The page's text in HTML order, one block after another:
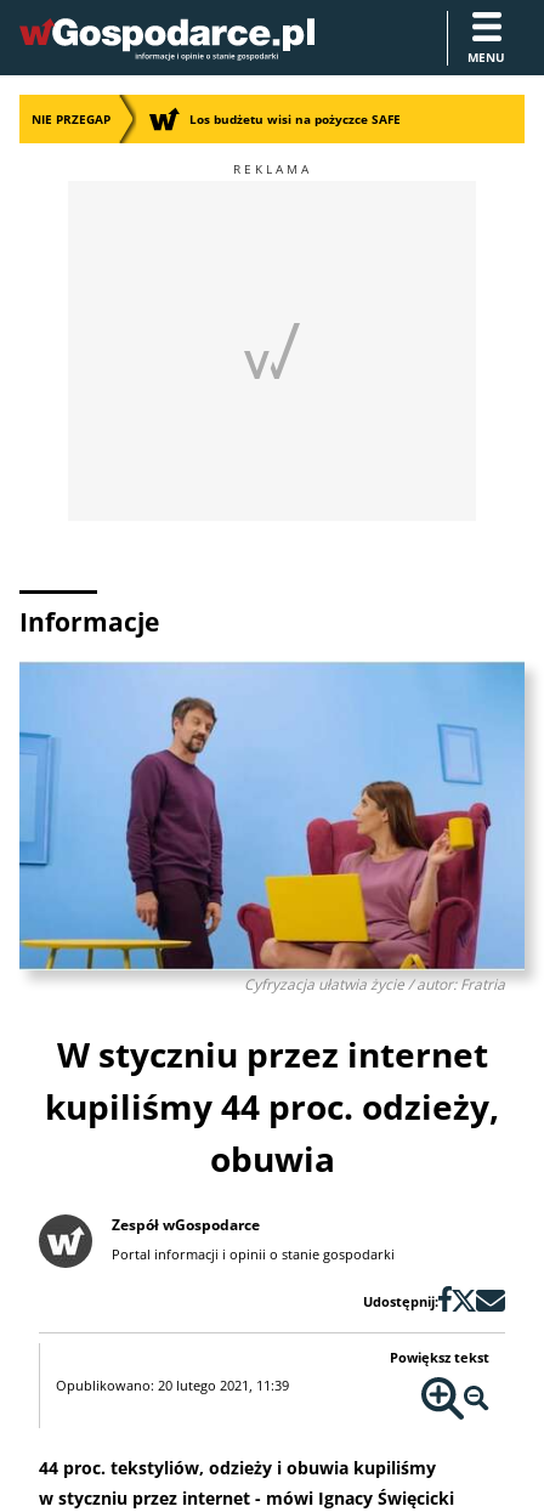
MENU
NIE PRZEGAP Los budżetu wisi na pożyczce SAFE
Informacje
Cyfryzacja ułatwia życie / autor: Fratria
W styczniu przez internet
kupiliśmy 44 proc. odzieży,
obuwia
Zespół wGospodarce
Portal informacji i opinii o stanie gospodarki
Udostępnij:
Opublikowano: 20 lutego 2021, 11:39
Powiększ tekst
44 proc. tekstyliów, odzieży i obuwia kupiliśmy
w styczniu przez internet - mówi Ignacy Święcicki